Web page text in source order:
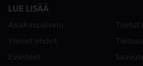
LUE LISÄÄ
Asiakaspalvelu
Tuetut
Yleiset ehdot
Evästeet